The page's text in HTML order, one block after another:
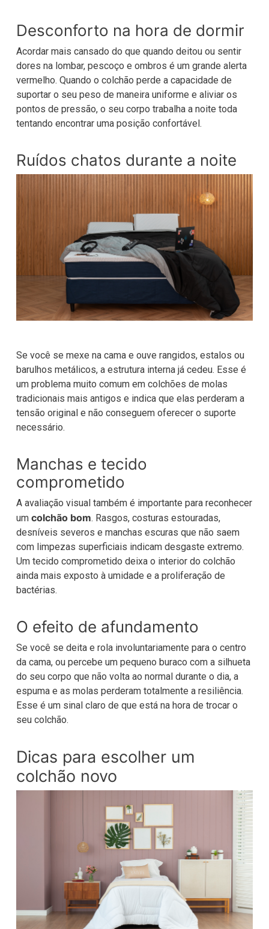
Desconforto na hora de dormir
Acordar mais cansado do que quando deitou ou sentir
dores na lombar, pescoço e ombros é um grande alerta
vermelho. Quando o colchão perde a capacidade de
suportar o seu peso de maneira uniforme e aliviar os
pontos de pressão, o seu corpo trabalha a noite toda
tentando encontrar uma posição confortável.
Ruídos chatos durante a noite
Se você se mexe na cama e ouve rangidos, estalos ou
barulhos metálicos, a estrutura interna já cedeu. Esse é
um problema muito comum em colchões de molas
tradicionais mais antigos e indica que elas perderam a
tensão original e não conseguem oferecer o suporte
necessário.
Manchas e tecido
comprometido
A avaliação visual também é importante para reconhecer
um colchão bom. Rasgos, costuras estouradas,
desníveis severos e manchas escuras que não saem
com limpezas superficiais indicam desgaste extremo.
Um tecido comprometido deixa o interior do colchão
ainda mais exposto à umidade e a proliferação de
bactérias.
O efeito de afundamento
Se você se deita e rola involuntariamente para o centro
da cama, ou percebe um pequeno buraco com a silhueta
do seu corpo que não volta ao normal durante o dia, a
espuma e as molas perderam totalmente a resiliência.
Esse é um sinal claro de que está na hora de trocar o
seu colchão.
Dicas para escolher um
colchão novo